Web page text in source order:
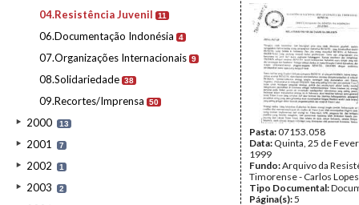
04.Resistência Juvenil 11
06.Documentação Indonésia 4
07.Organizações Internacionais 9
08.Solidariedade 38
09.Recortes/Imprensa 50
2000 13
2001 7
2002 1
2003 2
Pasta:07153.058
Data: Quinta, 25 de
1999
Fundo:Arquivo da
Timorense - Carlos Lopes
Tipo Documental:
Página(s):5